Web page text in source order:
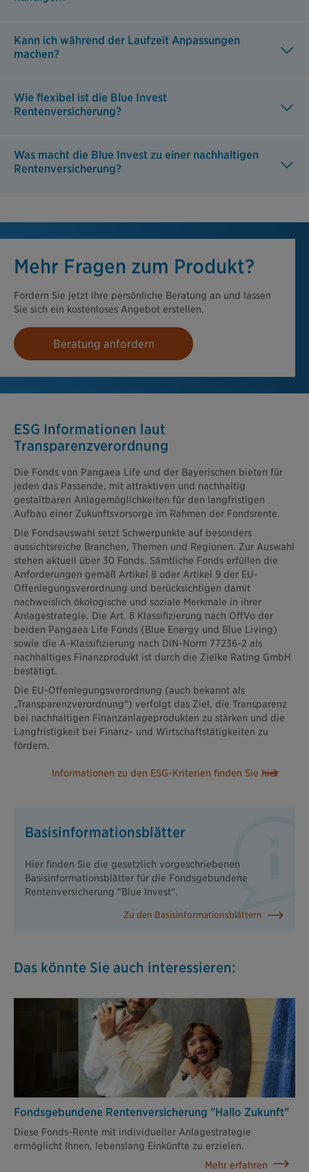
Kann ich während der Laufzeit Anpassungen
machen?
Wie flexibel ist die Blue Invest
Rentenversicherung?
Was macht die Blue Invest zu einer nachhaltigen
Rentenversicherung?
Mehr Fragen zum Produkt?
Fordern Sie jetzt Ihre persönliche Beratung an und lassen
Sie sich ein kostenloses Angebot erstellen.
Beratung anfordern
ESG Informationen laut
Transparenzverordnung
Die Fonds von Pangaea Life und der Bayerischen bieten für
jeden das Passende, mit attraktiven und nachhaltig
gestaltbaren Anlagemöglichkeiten für den langfristigen
Aufbau einer Zukunftsvorsorge im Rahmen der Fondsrente.
Die Fondsauswahl setzt Schwerpunkte auf besonders
aussichtsreiche Branchen, Themen und Regionen. Zur Auswahl
stehen aktuell über 30 Fonds. Sämtliche Fonds erfüllen die
Anforderungen gemäß Artikel 8 oder Artikel 9 der EU-
Offenlegungsverordnung und berücksichtigen damit
nachweislich ökologische und soziale Merkmale in ihrer
Anlagestrategie. Die Art. 8 Klassifizierung nach OffVo der
beiden Pangaea Life Fonds (Blue Energy und Blue Living)
sowie die A-Klassifizierung nach DIN-Norm 77236-2 als
nachhaltiges Finanzprodukt ist durch die Zielke Rating GmbH
bestätigt.
Die EU-Offenlegungsverordnung (auch bekannt als
„Transparenzverordnung") verfolgt das Ziel, die Transparenz
bei nachhaltigen Finanzanlageprodukten zu stärken und die
Langfristigkeit bei Finanz- und Wirtschaftstätigkeiten zu
fördern.
Informationen zu den ESG-Kriterien finden Sie hier
Basisinformationsblätter
Hier finden Sie die gesetzlich vorgeschriebenen
Basisinformationsblätter für die Fondsgebundene
Rentenversicherung "Blue Invest".
Zu den Basisinformationsblättern
Das könnte Sie auch interessieren:
Fondsgebundene Rentenversicherung "Hallo Zukunft"
Diese Fonds-Rente mit individueller Anlagestrategie
ermöglicht Ihnen, lebenslang Einkünfte zu erzielen.
Mehr erfahren